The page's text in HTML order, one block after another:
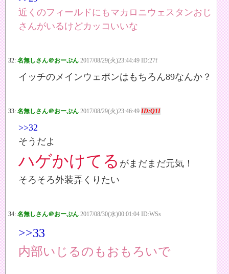
近くのフィールドにもマカロニウェスタンおじ
さんがいるけどカッコいいな
32: 名無しさん＠おーぷん 2017/08/29(火)23:44:49 ID:27f
イッチのメインウェポンはもちろん89なんか？
33: 名無しさん＠おーぷん 2017/08/29(火)23:46:49 ID:Q1I
>>32
そうだよ
ハゲかけてる がまだまだ元気！
そろそろ外装弄くりたい
34: 名無しさん＠おーぷん 2017/08/30(水)00:01:04 ID:WSs
>>33
内部いじるのもおもろいで